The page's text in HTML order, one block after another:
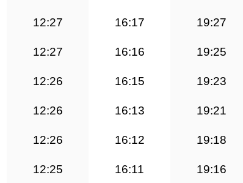
12:27 16:17 19:27
12:27 16:16 19:25
12:26 16:15 19:23
12:26 16:13 19:21
12:26 16:12 19:18
12:25 16:11 19:16